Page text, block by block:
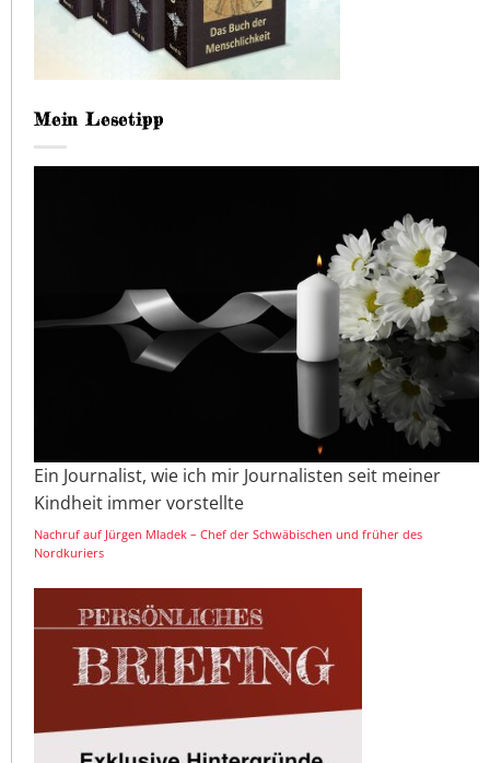
Mein Lesetipp
Ein Journalist, wie ich mir Journalisten seit meiner
Kindheit immer vorstellte
Nachruf auf Jürgen Mladek – Chef der Schwäbischen und früher des
Nordkuriers